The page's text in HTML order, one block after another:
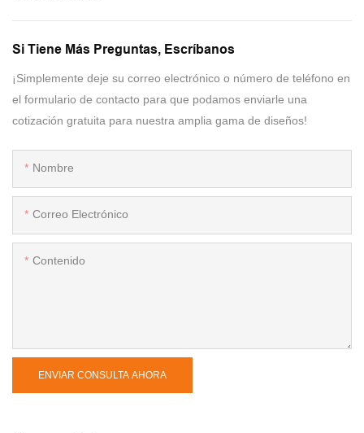
Si Tiene Más Preguntas, Escríbanos
¡Simplemente deje su correo electrónico o número de teléfono en
el formulario de contacto para que podamos enviarle una
cotización gratuita para nuestra amplia gama de diseños!
Nombre
Correo Electrónico
Contenido
ENVIAR CONSULTA AHORA